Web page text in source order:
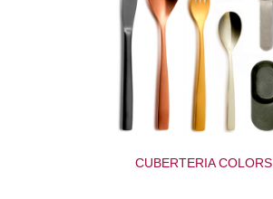
CUBERTERIA COLORS